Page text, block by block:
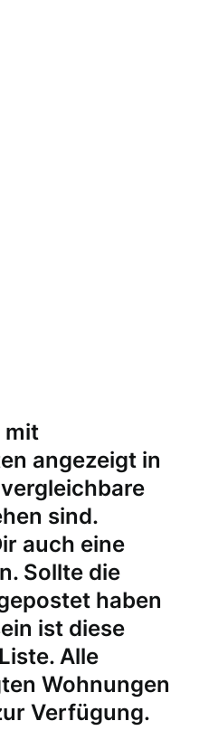
mit
angezeigt in
sind.
auch eine
Sollte die
haben
ist diese
Alle
Wohnungen
Verfügung.